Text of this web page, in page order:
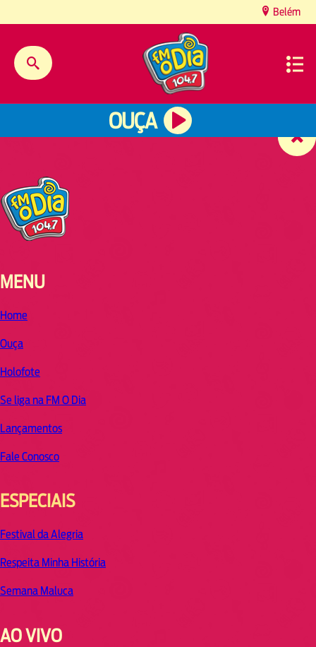
Belém
OUÇA
MENU
Home
Ouça
Holofote
Se liga na FM O Dia
Lançamentos
Fale Conosco
ESPECIAIS
Festival da Alegria
Respeita Minha História
Semana Maluca
AO VIVO